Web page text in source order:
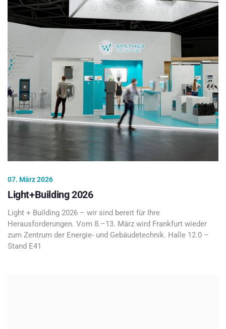
07. März 2026
Light+Building 2026
Light + Building 2026 – wir sind bereit für Ihre
Herausforderungen. Vom 8.–13. März wird Frankfurt wieder
zum Zentrum der Energie- und Gebäudetechnik. Halle 12.0 –
Stand E41